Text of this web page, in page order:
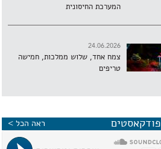
המערכת החיסונית
24.06.2026
צמח אחד, שלוש ממלכות, חמישה
טריפים
פודקאסטים ראה הכל >